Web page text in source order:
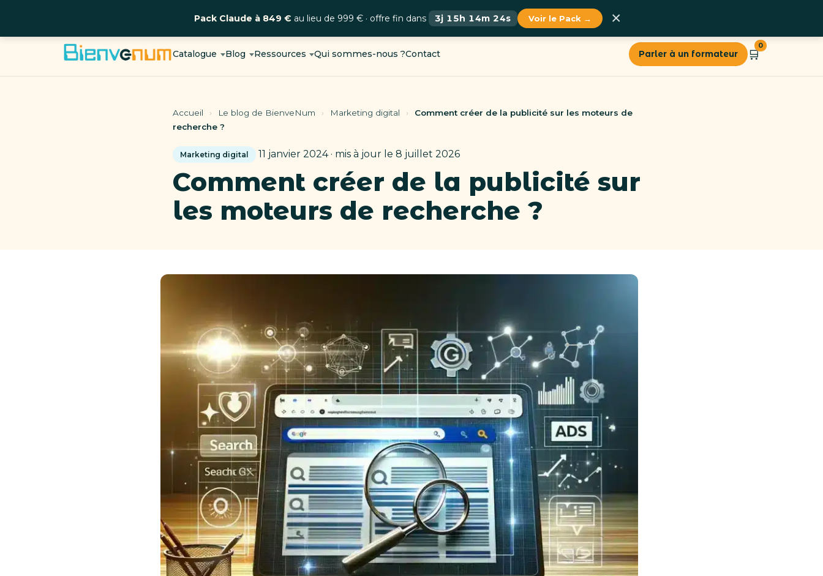
Aller
Catalogue Blog Ressources Qui sommes-nous ?Contact Parler à un formateur 🛒
0
Accueil › Le blog de BienveNum › Marketing digital ›
Comment créer de la publicité sur les moteurs de
recherche ?
Marketing digital 11 janvier 2024 · mis à jour le 8 juillet 2026
Comment créer de la publicité sur
les moteurs de recherche ?
Pack Claude à 849 € au lieu de 999 € · offre fin dans 3j 15h 14m 23s Voir le Pack → ×